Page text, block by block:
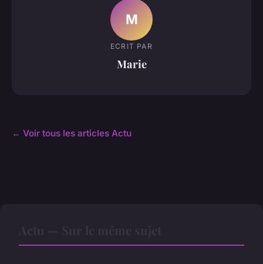
M
ECRIT PAR
Marie
← Voir tous les articles Actu